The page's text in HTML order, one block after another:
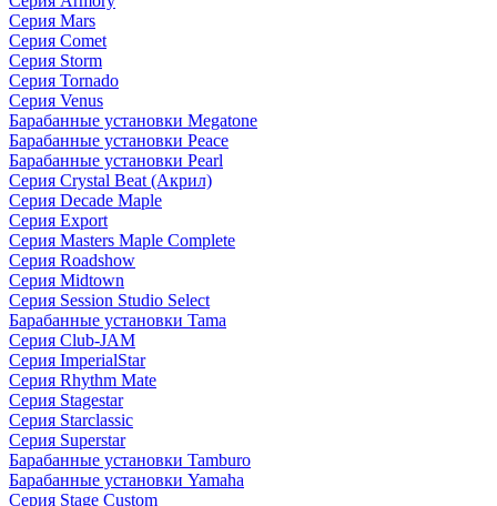
Серия Mars
Серия Comet
Серия Storm
Серия Tornado
Серия Venus
Барабанные установки Megatone
Барабанные установки Peace
Барабанные установки Pearl
Серия Crystal Beat (Акрил)
Серия Decade Maple
Серия Export
Серия Masters Maple Complete
Серия Roadshow
Серия Midtown
Серия Session Studio Select
Барабанные установки Tama
Серия Club-JAM
Серия ImperialStar
Серия Rhythm Mate
Серия Stagestar
Серия Starclassic
Серия Superstar
Барабанные установки Tamburo
Барабанные установки Yamaha
Серия Stage Custom